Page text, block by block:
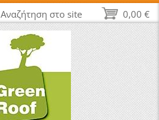
0,00 €
Αναζήτηση στο site